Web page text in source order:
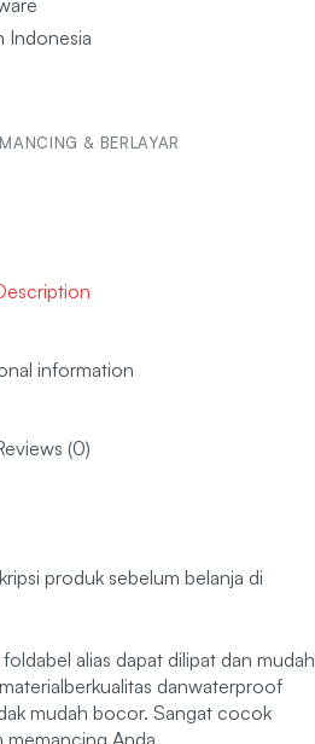
Indonesia
& BERLAYAR
information
(0)
produk sebelum belanja di
alias dapat dilipat dan mudah
danwaterproof
mudah bocor. Sangat cocok